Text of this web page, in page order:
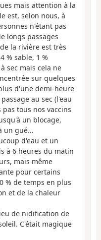
mais attention à la
est, selon nous, à
n'étant pas
longs passages
la rivière est très
% sable, 1 %
sec mais cela ne
sur quelques
d'une demi-heure
au sec (l'eau
tous nos vaccins
un blocage,
un gué...
d'eau et un
à 6 heures du matin
mais même
pour certains
% de temps en plus
et de la chaleur
de nidification de
C'était magique